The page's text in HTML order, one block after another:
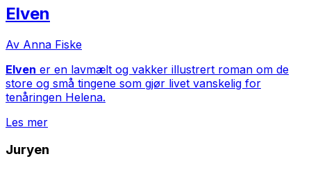
Elven
Av Anna Fiske
Elven er en lavmælt og vakker illustrert roman om de
store og små tingene som gjør livet vanskelig for
tenåringen Helena.
Les mer
Juryen